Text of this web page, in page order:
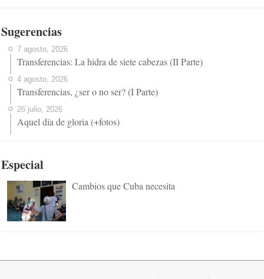
Sugerencias
7 agosto, 2026
Transferencias: La hidra de siete cabezas (II Parte)
4 agosto, 2026
Transferencias, ¿ser o no ser? (I Parte)
26 julio, 2026
Aquel día de gloria (+fotos)
Especial
Cambios que Cuba necesita